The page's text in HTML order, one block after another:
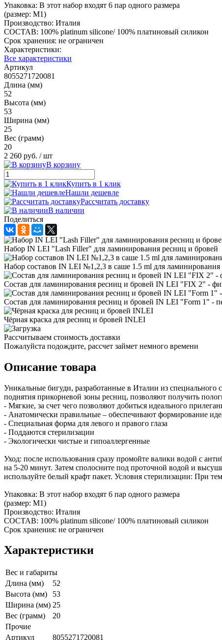
Упаковка: В этот набор входят 6 пар одного размера
(размер: M1)
Производство: Италия
СОСТАВ: 100% platinum silicone/ 100% платиновый силикон
Срок хранения: не ограничен
Характеристики:
Все характеристики
Артикул
8055271720081
Длина (мм)
52
Высота (мм)
53
Ширина (мм)
25
Вес (грамм)
20
2 260 руб. / шт
В корзину
Купить в 1 клик
Нашли дешевле
Рассчитать доставку
В наличии
Поделиться
Набор IN LEI "Lash Filler" для ламинирования ресниц и бровей
Набор составов IN LEI №1,2,3 в саше 1.5 ml для ламинирования
Состав для ламинирования ресниц и бровей IN LEI "FIX 2" -
Состав для ламинирования ресниц и бровей IN LEI "Form 1" -
Чёрная краска для ресниц и бровей INLEI
Рассчитываем стоимость доставки
Пожалуйста подождите, рассчет займет немного времени
Описание товара
Уникальные бигуди, разработанные в Италии из
поднятия прикорневой зоны ресниц, позволяют получить
- Мягкие, за счет чего позволяют добиться идеального
- Анатомически правильные – обеспечивают формирование
- Специальная форма для левого и правого глаза
- Поддаются стерилизации
- Экологически чистые и гипоаллергенные
Уход: после использования сразу промойте валики водой с
на 5-20 минут. Затем сполосните под проточной водой и
используйте белый крафт пакет. Условия стерилизации: При
Упаковка: В этот набор входят 6 пар одного размера
(размер: M1)
Производство: Италия
СОСТАВ: 100% platinum silicone/ 100% платиновый силикон
Срок хранения: не ограничен
Характеристики
Вес и габариты
Длина (мм)
52
Высота (мм)
53
Ширина (мм) 25
Вес (грамм)
20
Прочие
Артикул
8055271720081